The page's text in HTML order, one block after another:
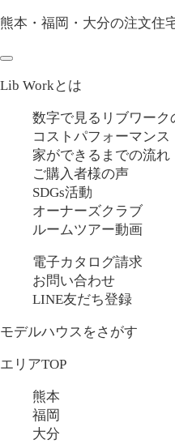
熊本・福岡・大分の注文住
Lib Workとは
数字で見るリブワーク
コストパフォーマンス
家ができるまでの流れ
ご購入者様の声
SDGs活動
オーナーズクラブ
ルームツアー動画
電子カタログ請求
お問い合わせ
LINE友だち登録
モデルハウスをさがす
エリアTOP
熊本
福岡
大分